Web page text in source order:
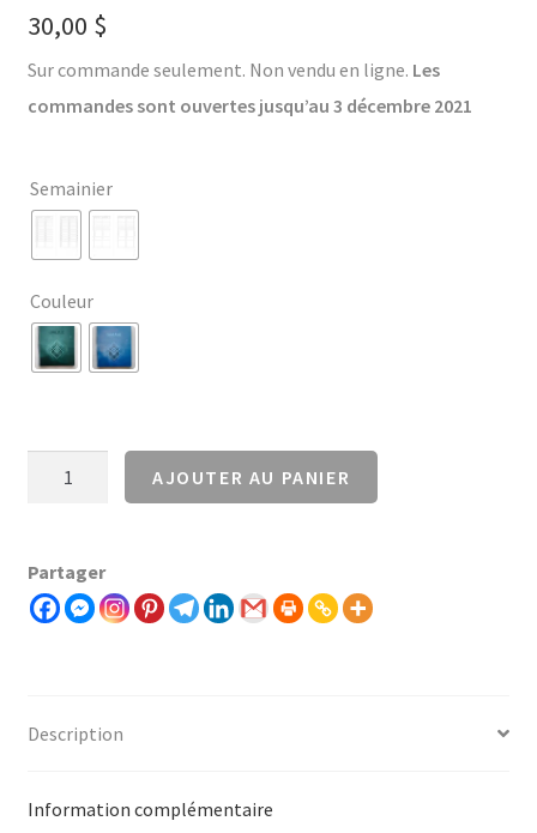
30,00 $
Sur commande seulement. Non vendu en ligne. Les
commandes sont ouvertes jusqu’au 3 décembre 2021
Semainier
Couleur
quantité
de
vie.
AJOUTER AU PANIER
Partager
Description
Information complémentaire